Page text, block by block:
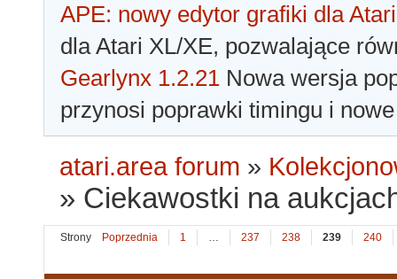
APE: nowy edytor grafiki dla Atari
dla Atari XL/XE, pozwalające
Gearlynx 1.2.21 Nowa wersja
przynosi poprawki timingu i
atari.area forum »
» Ciekawostki na
Strony Poprzednia 1 … 237 238 239 240